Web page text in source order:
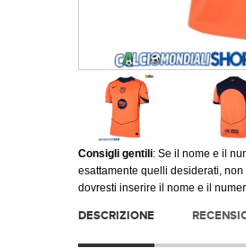
Consigli gentili: Se il nome e il
esattamente quelli desiderati,
dovresti inserire il nome e il
DESCRIZIONE